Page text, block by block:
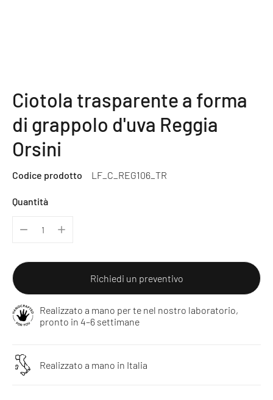
Ciotola trasparente a forma
di grappolo d'uva Reggia
Orsini
Codice prodotto LF_C_REG106_TR
Quantità
Richiedi un preventivo
Realizzato a mano per te nel nostro laboratorio,
pronto in 4–6 settimane
Realizzato a mano in Italia